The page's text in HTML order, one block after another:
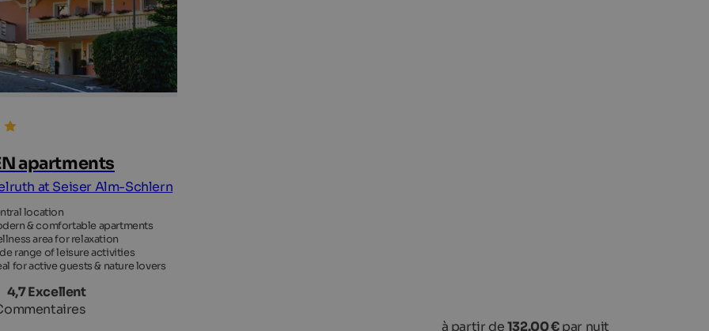
apartments
at Seiser Alm-Schlern
location
& comfortable apartments
area for relaxation
range of leisure activities
for active guests & nature lovers
4,7 Excellent
à partir de132.00 € par nuit